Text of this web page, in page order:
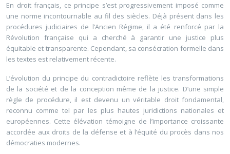
En droit français, ce principe s’est progressivement imposé comme
une norme incontournable au fil des siècles. Déjà présent dans les
procédures judiciaires de l’Ancien Régime, il a été renforcé par la
Révolution française qui a cherché à garantir une justice plus
équitable et transparente. Cependant, sa consécration formelle dans
les textes est relativement récente.
L’évolution du principe du contradictoire reflète les transformations
de la société et de la conception même de la justice. D’une simple
règle de procédure, il est devenu un véritable droit fondamental,
reconnu comme tel par les plus hautes juridictions nationales et
européennes. Cette élévation témoigne de l’importance croissante
accordée aux droits de la défense et à l’équité du procès dans nos
démocraties modernes.